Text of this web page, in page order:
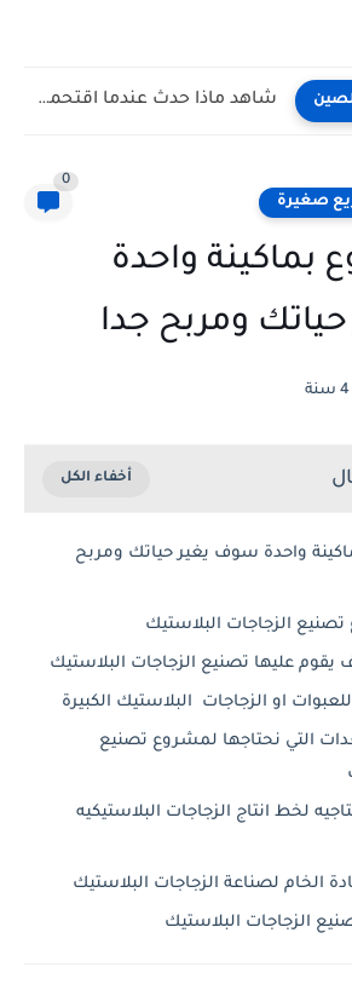
شاهد كيف يتغلب النمس على الكوبرا في مواجهة تعتمد على...
صغيرة
0
بماكينة واحدة
ومربح جدا
واحدة سوف يغير حياتك ومربح
الزجاجات البلاستيك
يقوم عليها تصنيع الزجاجات البلاستيك
او الزجاجات البلاستيك الكبيرة
التي نحتاجها لمشروع تصنيع
لخط انتاج الزجاجات البلاستيكيه
الخام لصناعة الزجاجات البلاستيك
الزجاجات البلاستيك